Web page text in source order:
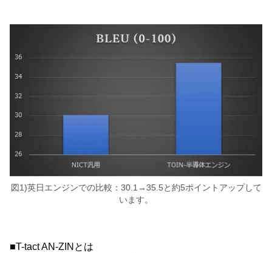
図1)英日エンジンでの比較：30.1→35.5と約5ポイントアップして
います。
■T-tact AN-ZINとは